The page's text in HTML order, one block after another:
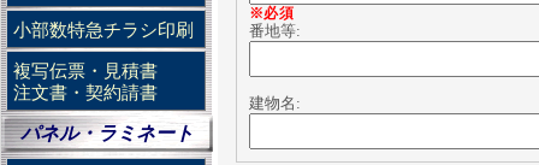
小部数特急チラシ印刷
複写伝票・見積書
注文書・契約請書
パネル・ラミネート
※必須
番地等:
建物名: